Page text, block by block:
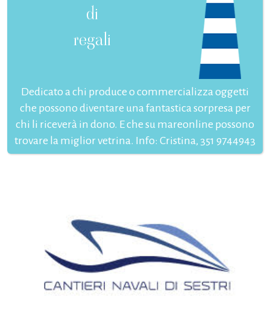
di
regali
Dedicato a chi produce o commercializza oggetti
che possono diventare una fantastica sorpresa per
chi li riceverà in dono. E che su mareonline possono
trovare la miglior vetrina. Info: Cristina, 351 9744943